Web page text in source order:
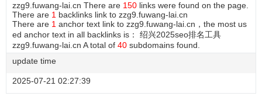
zzg9.fuwang-lai.cn There are 150 links were found on the page.
There are 1 backlinks link to zzg9.fuwang-lai.cn
There are 1 anchor text link to zzg9.fuwang-lai.cn，the most us
ed anchor text in all backlinks is： 绍兴2025seo排名工具
zzg9.fuwang-lai.cn A total of 40 subdomains found.
update time
2025-07-21 02:27:39